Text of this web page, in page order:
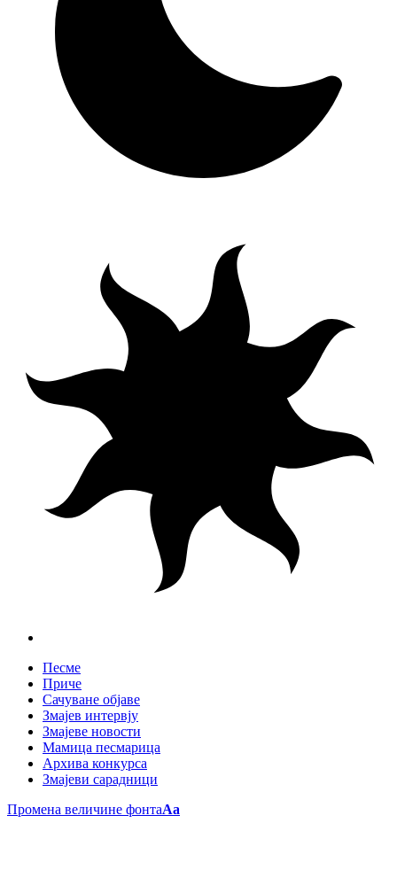
Песме
Приче
Сачуване објаве
Змајев интервју
Змајеве новости
Мамица песмарица
Архива конкурса
Змајеви сарадници
Промена величине фонтаAa